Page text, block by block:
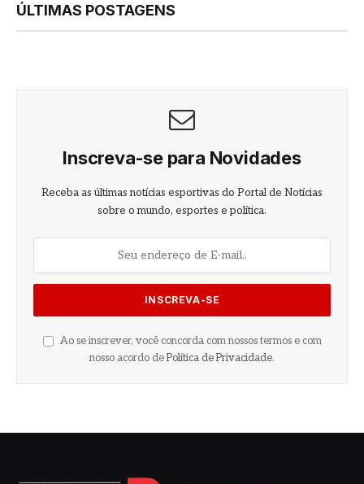
ÚLTIMAS POSTAGENS
Inscreva-se para Novidades
Receba as últimas notícias esportivas do Portal de Notícias
sobre o mundo, esportes e política.
Ao se inscrever, você concorda com nossos termos e com
nosso acordo de Política de Privacidade.